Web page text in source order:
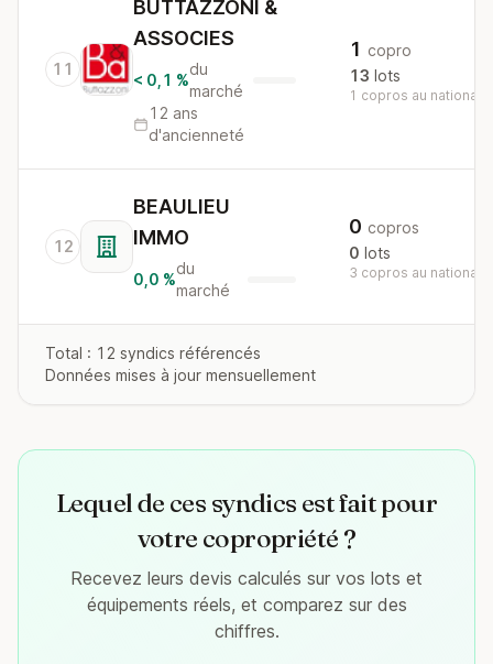
11
BUTTAZZONI &
ASSOCIES
< 0,1 %
du
marché
12 ans
d'ancienneté
1 copro
13 lots
1 copros au national
12
BEAULIEU
IMMO
0,0 %
du
marché
0 copros
0 lots
3 copros au national
Total : 12 syndics référencés
Données mises à jour mensuellement
Lequel de ces syndics est fait pour
votre copropriété ?
Recevez leurs devis calculés sur vos lots et
équipements réels, et comparez sur des
chiffres.